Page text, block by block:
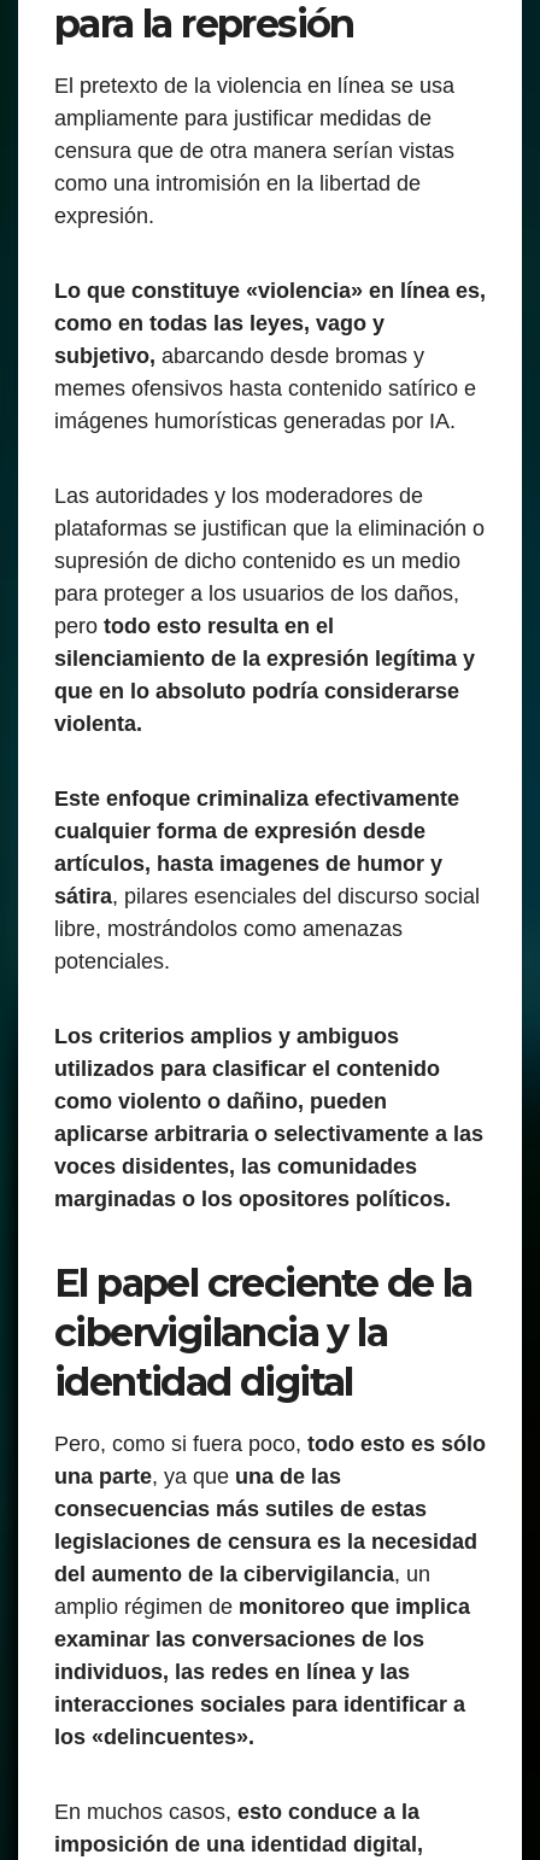
para la represión
El pretexto de la violencia en línea se usa
ampliamente para justificar medidas de
censura que de otra manera serían vistas
como una intromisión en la libertad de
expresión.
Lo que constituye «violencia» en línea es,
como en todas las leyes, vago y
subjetivo, abarcando desde bromas y
memes ofensivos hasta contenido satírico e
imágenes humorísticas generadas por IA.
Las autoridades y los moderadores de
plataformas se justifican que la eliminación o
supresión de dicho contenido es un medio
para proteger a los usuarios de los daños,
pero todo esto resulta en el
silenciamiento de la expresión legítima y
que en lo absoluto podría considerarse
violenta.
Este enfoque criminaliza efectivamente
cualquier forma de expresión desde
artículos, hasta imagenes de humor y
sátira, pilares esenciales del discurso social
libre, mostrándolos como amenazas
potenciales.
Los criterios amplios y ambiguos
utilizados para clasificar el contenido
como violento o dañino, pueden
aplicarse arbitraria o selectivamente a las
voces disidentes, las comunidades
marginadas o los opositores políticos.
El papel creciente de la
cibervigilancia y la
identidad digital
Pero, como si fuera poco, todo esto es sólo
una parte, ya que una de las
consecuencias más sutiles de estas
legislaciones de censura es la necesidad
del aumento de la cibervigilancia, un
amplio régimen de monitoreo que implica
examinar las conversaciones de los
individuos, las redes en línea y las
interacciones sociales para identificar a
los «delincuentes».
En muchos casos, esto conduce a la
imposición de una identidad digital,